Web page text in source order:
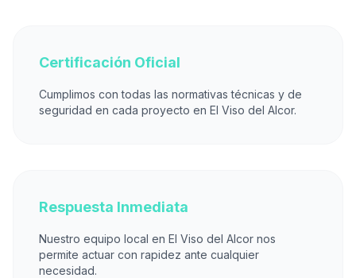
Certificación Oficial
Cumplimos con todas las normativas técnicas y de
seguridad en cada proyecto en El Viso del Alcor.
Respuesta Inmediata
Nuestro equipo local en El Viso del Alcor nos
permite actuar con rapidez ante cualquier
necesidad.